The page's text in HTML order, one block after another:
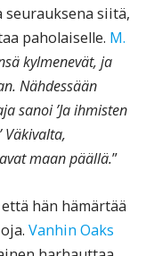
seurauksena siitä,
paholaiselle. M.
kylmenevät, ja
Nähdessään
sanoi ’Ja ihmisten
Väkivalta,
maan päällä.”
hän hämärtää
Vanhin Oaks